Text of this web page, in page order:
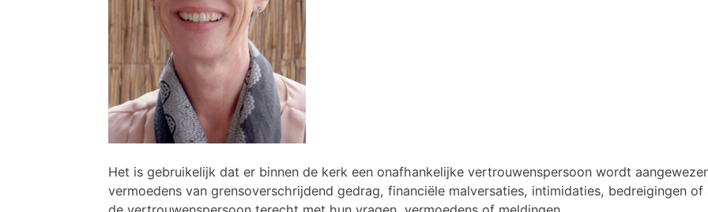
Het is gebruikelijk dat er binnen de kerk een onafhankelijke vertrouwenspersoon wordt
vermoedens van grensoverschrijdend gedrag, financiële malversaties, intimidaties, bedreigingen of